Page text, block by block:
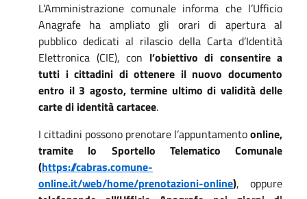
L’Amministrazione comunale informa che l’Ufficio
Anagrafe ha ampliato gli orari di apertura al
pubblico dedicati al rilascio della Carta d’Identità
Elettronica (CIE), con l’obiettivo di consentire a
tutti i cittadini di ottenere il nuovo documento
entro il 3 agosto, termine ultimo di validità delle
carte di identità cartacee.
I cittadini possono prenotare l’appuntamentoonline,
tramite lo Sportello Telematico Comunale
(https://cabras.comune-
online.it/web/home/prenotazioni-online), oppure